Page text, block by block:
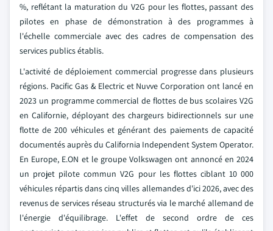
%, reflétant la maturation du V2G pour les flottes, passant des
pilotes en phase de démonstration à des programmes à
l'échelle commerciale avec des cadres de compensation des
services publics établis.
L'activité de déploiement commercial progresse dans plusieurs
régions. Pacific Gas & Electric et Nuvve Corporation ont lancé en
2023 un programme commercial de flottes de bus scolaires V2G
en Californie, déployant des chargeurs bidirectionnels sur une
flotte de 200 véhicules et générant des paiements de capacité
documentés auprès du California Independent System Operator.
En Europe, E.ON et le groupe Volkswagen ont annoncé en 2024
un projet pilote commun V2G pour les flottes ciblant 10 000
véhicules répartis dans cinq villes allemandes d'ici 2026, avec des
revenus de services réseau structurés via le marché allemand de
l'énergie d'équilibrage. L'effet de second ordre de ces